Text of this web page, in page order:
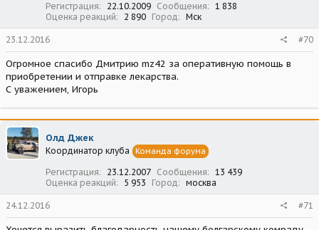
Регистрация
22.10.2009 Сообщения
1 838
Оценка реакций
2 890 Город Мск
23.12.2016 #70
Огромное спасибо Дмитрию mz42 за оперативную помощь в
приобретении и отправке лекарства.
С уважением, Игорь
Олд Джек
Координатор клуба Команда форума
Регистрация 23.12.2007 Сообщения
13 439
Оценка реакций
5 953 Город москва
24.12.2016 #71